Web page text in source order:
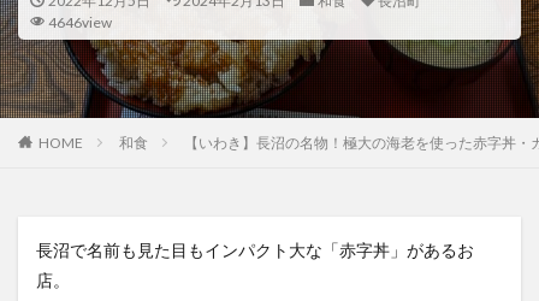
4646view
HOME 和食 【いわき】長沼の名物！極大の海老を使った赤字丼・
長沼で名前も見た目もインパクト大な「赤字丼」があるお
店。